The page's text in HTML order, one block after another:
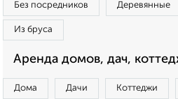
Без посредников Деревянные
Из бруса
Аренда домов, дач,
Дома Дачи Коттеджи